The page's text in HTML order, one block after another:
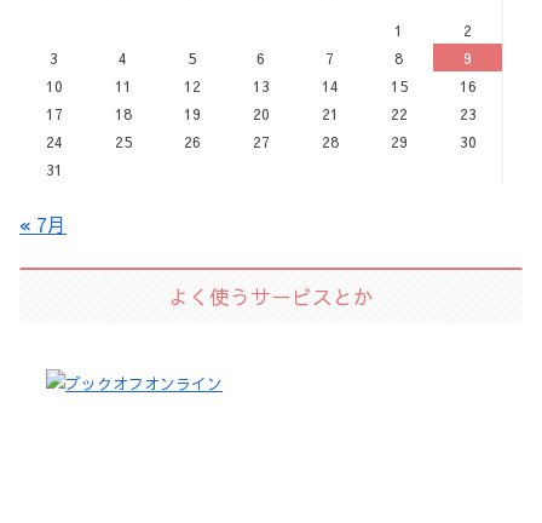
1
2
3
4 5 6 7 8
9
10
11 12 13 14 15
16
17
18 19 20 21 22
23
24
25 26 27 28 29
30
31
« 7月
よく使うサービスとか